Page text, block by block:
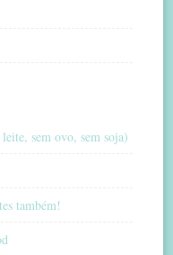
sem ovo, sem soja)
também!